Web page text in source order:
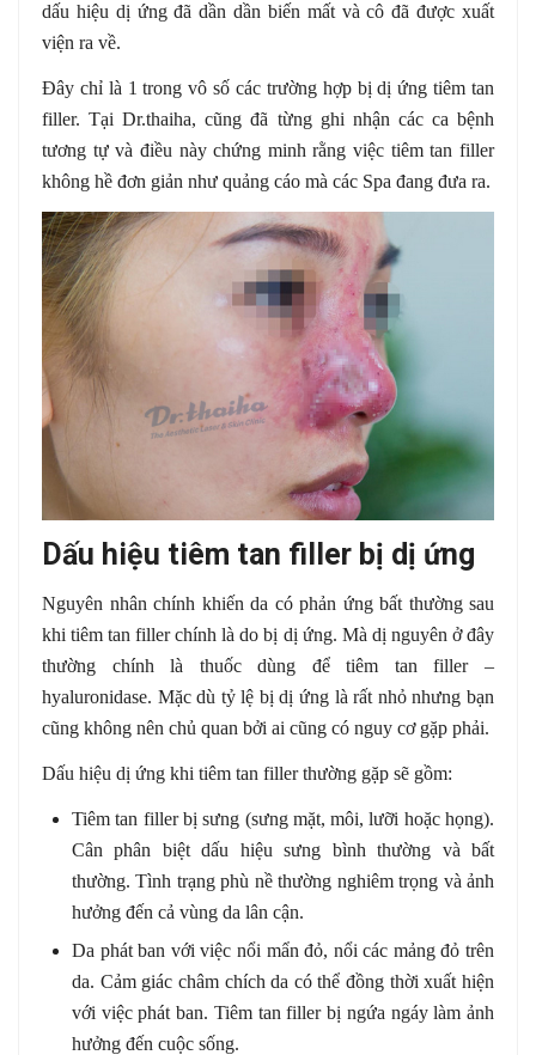
dấu hiệu dị ứng đã dần dần biến mất và cô đã được xuất
viện ra về.
Đây chỉ là 1 trong vô số các trường hợp bị dị ứng tiêm tan
filler. Tại Dr.thaiha, cũng đã từng ghi nhận các ca bệnh
tương tự và điều này chứng minh rằng việc tiêm tan filler
không hề đơn giản như quảng cáo mà các Spa đang đưa ra.
Dấu hiệu tiêm tan filler bị dị ứng
Nguyên nhân chính khiến da có phản ứng bất thường sau
khi tiêm tan filler chính là do bị dị ứng. Mà dị nguyên ở đây
thường chính là thuốc dùng để tiêm tan filler –
hyaluronidase. Mặc dù tỷ lệ bị dị ứng là rất nhỏ nhưng bạn
cũng không nên chủ quan bởi ai cũng có nguy cơ gặp phải.
Dấu hiệu dị ứng khi tiêm tan filler thường gặp sẽ gồm:
Tiêm tan filler bị sưng (sưng mặt, môi, lưỡi hoặc họng).
Cân phân biệt dấu hiệu sưng bình thường và bất
thường. Tình trạng phù nề thường nghiêm trọng và ảnh
hưởng đến cả vùng da lân cận.
Da phát ban với việc nổi mẩn đỏ, nổi các mảng đỏ trên
da. Cảm giác châm chích da có thể đồng thời xuất hiện
với việc phát ban. Tiêm tan filler bị ngứa ngáy làm ảnh
hưởng đến cuộc sống.